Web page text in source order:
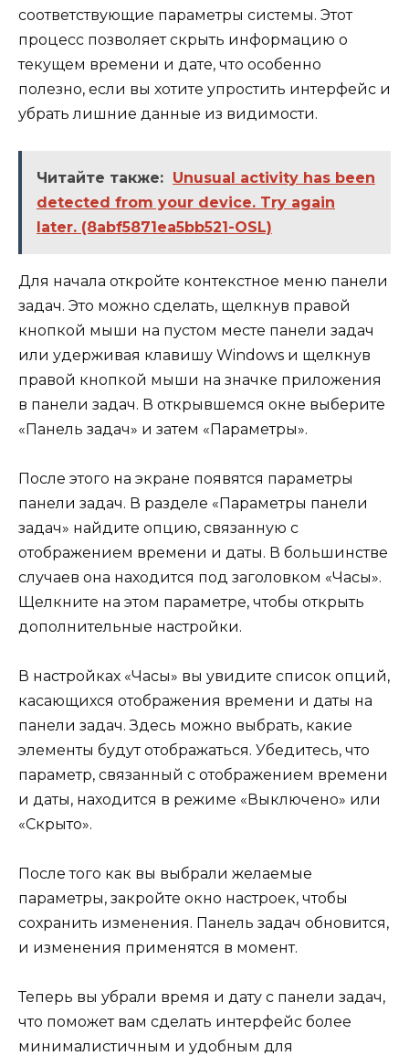
соответствующие параметры системы. Этот
процесс позволяет скрыть информацию о
текущем времени и дате, что особенно
полезно, если вы хотите упростить интерфейс и
убрать лишние данные из видимости.
Читайте также: Unusual activity has been
detected from your device. Try again
later. (8abf5871ea5bb521-OSL)
Для начала откройте контекстное меню панели
задач. Это можно сделать, щелкнув правой
кнопкой мыши на пустом месте панели задач
или удерживая клавишу Windows и щелкнув
правой кнопкой мыши на значке приложения
в панели задач. В открывшемся окне выберите
«Панель задач» и затем «Параметры».
После этого на экране появятся параметры
панели задач. В разделе «Параметры панели
задач» найдите опцию, связанную с
отображением времени и даты. В большинстве
случаев она находится под заголовком «Часы».
Щелкните на этом параметре, чтобы открыть
дополнительные настройки.
В настройках «Часы» вы увидите список опций,
касающихся отображения времени и даты на
панели задач. Здесь можно выбрать, какие
элементы будут отображаться. Убедитесь, что
параметр, связанный с отображением времени
и даты, находится в режиме «Выключено» или
«Скрыто».
После того как вы выбрали желаемые
параметры, закройте окно настроек, чтобы
сохранить изменения. Панель задач обновится,
и изменения применятся в момент.
Теперь вы убрали время и дату с панели задач,
что поможет вам сделать интерфейс более
минималистичным и удобным для